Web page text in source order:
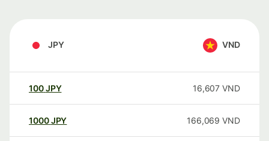
JPY VND
100JPY 16,607 VND
1000JPY 166,069 VND